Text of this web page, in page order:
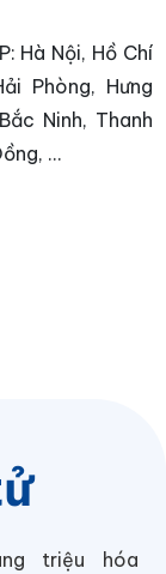
Hà Nội, Hồ Chí
Phòng, Hưng
Ninh, Thanh
…
triệu hóa